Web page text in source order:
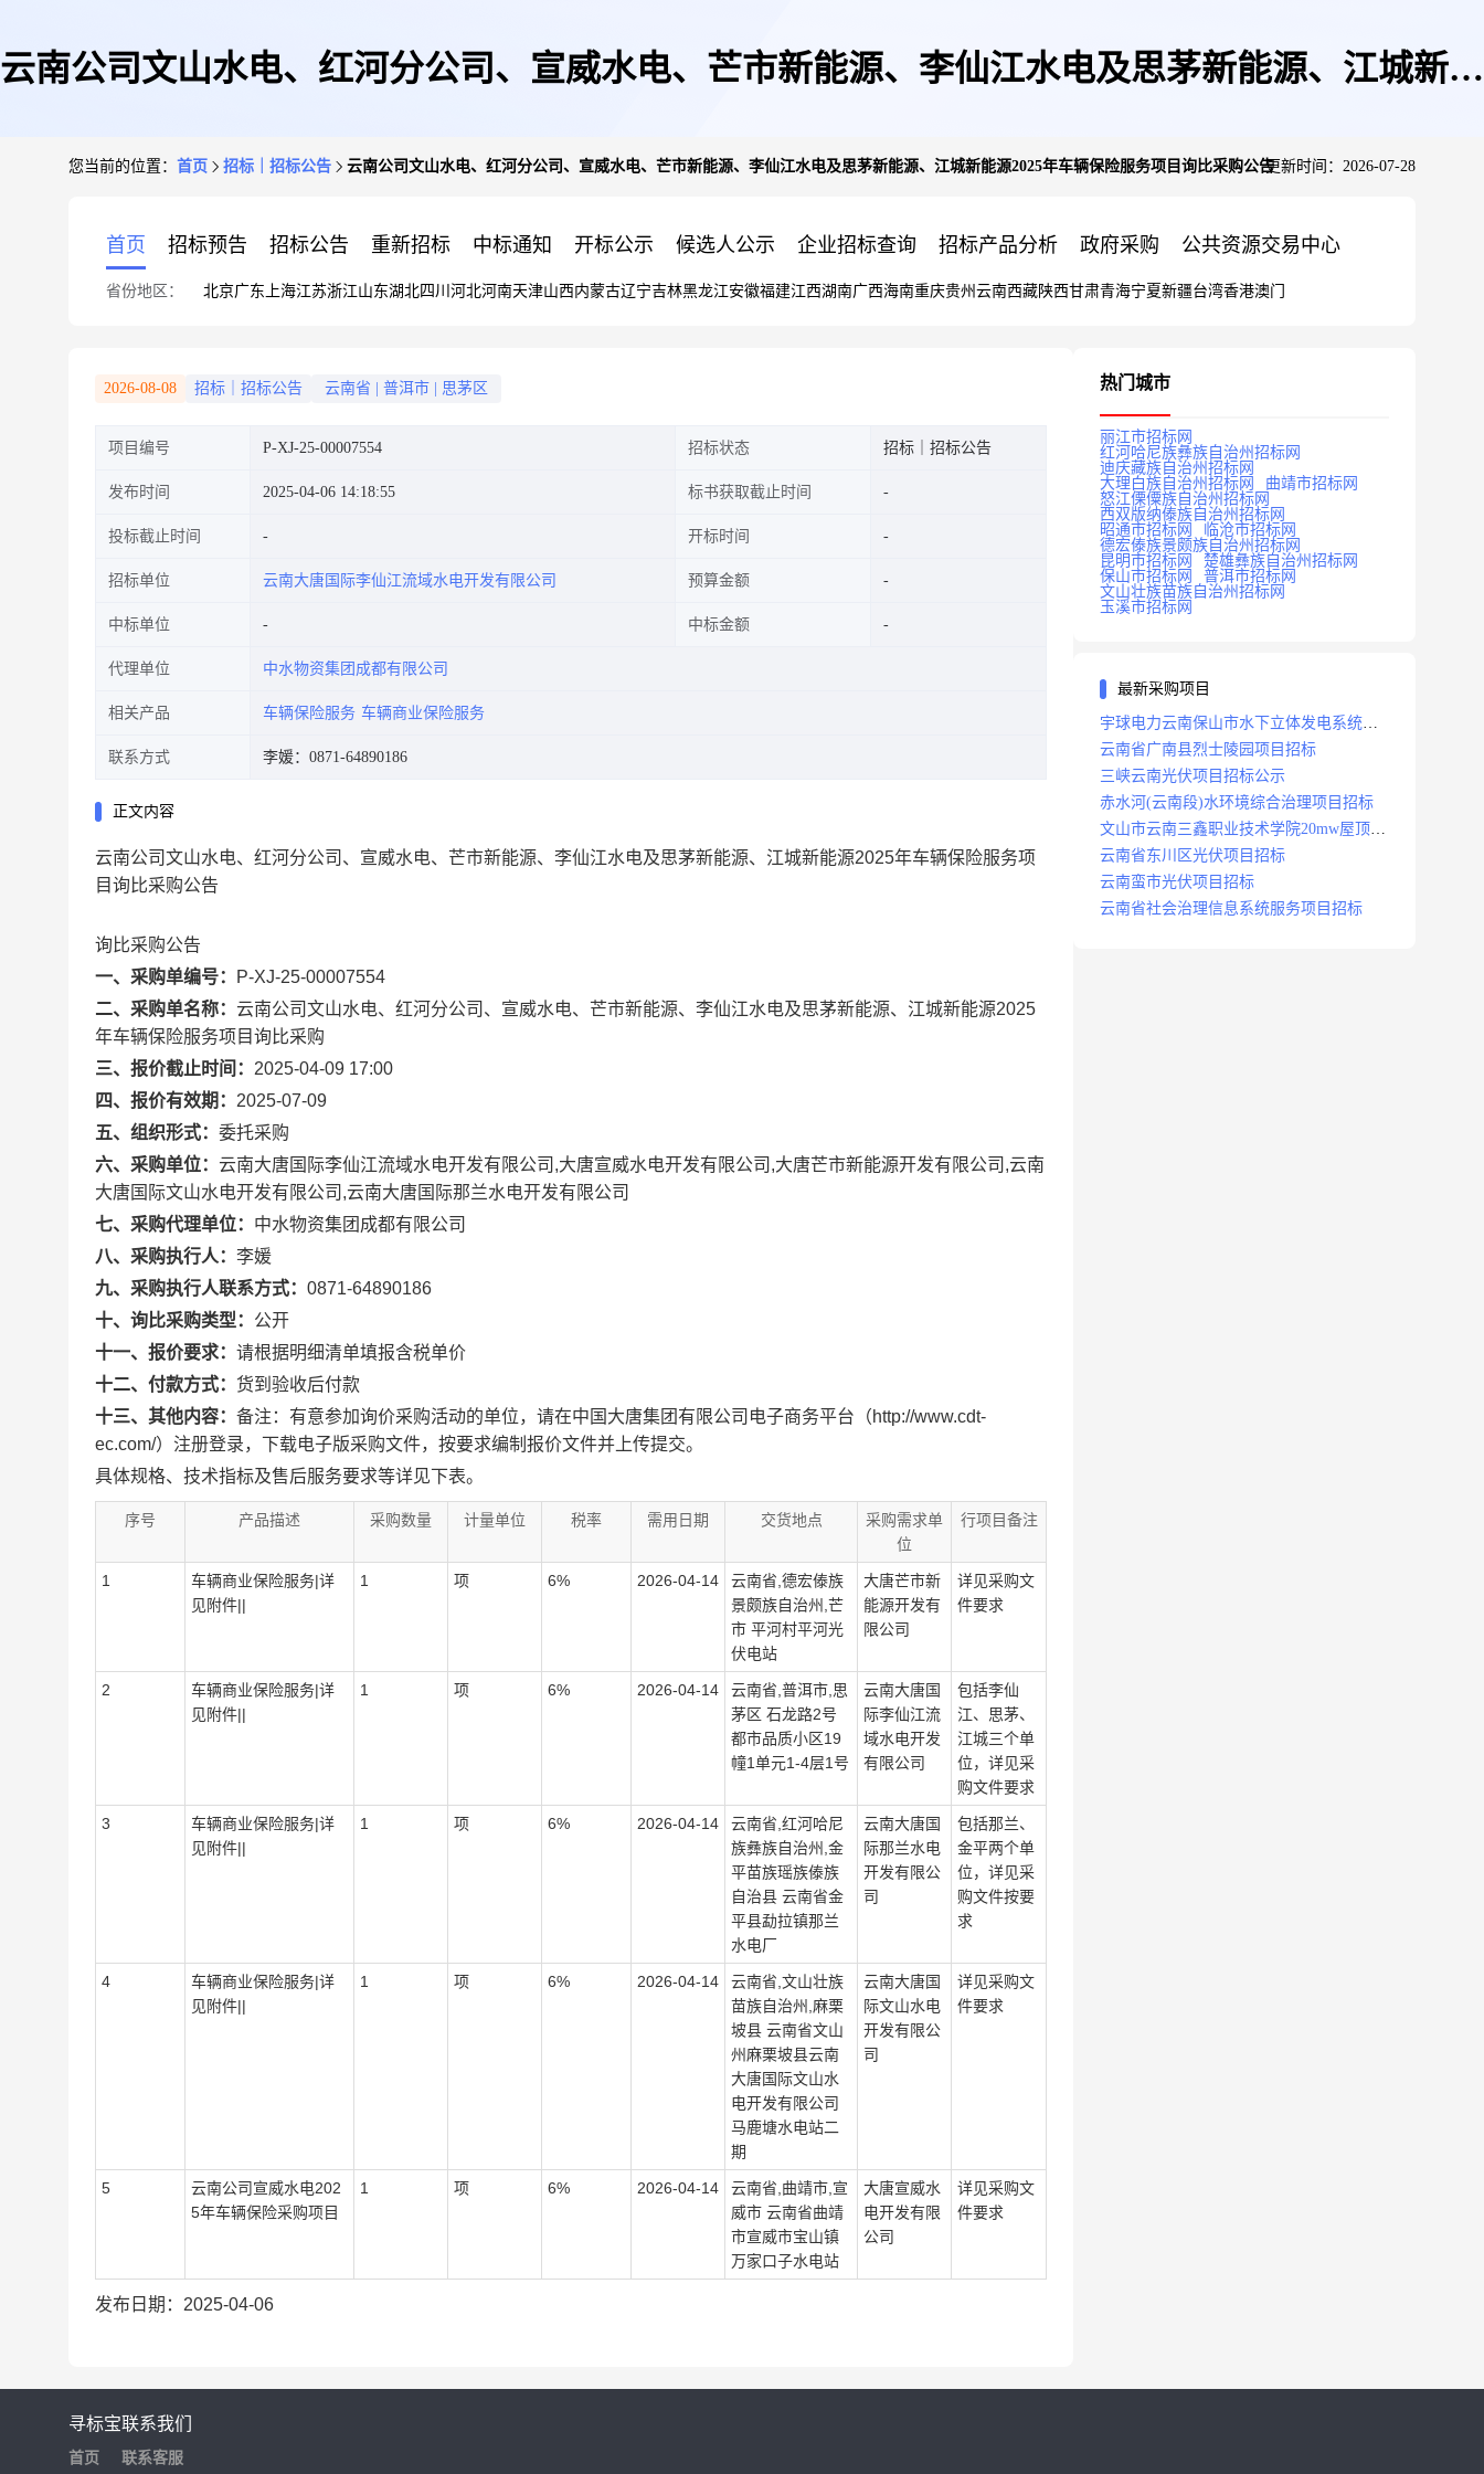
云南公司文山水电、红河分公司、宣威水电、芒市新能源、李仙江水电及思茅新能源、江城新能
您当前的位置： 首页 招标｜招标公告 云南公司文山水电、红河分公司、宣威水电、芒市新能源、李仙江水电及思茅新能源、江城新能源2025年车辆保险服务项目询比采购公告更新时间：2026-07-28
首页 招标预告 招标公告 重新招标 中标通知 开标公示 候选人公示 企业招标查询 招标产品分析 政府采购 公共资源交易中心
省份地区： 北京广东 上海江苏浙江山东湖北四川 河北河南天津山西内蒙古辽宁吉林黑龙江安徽福建江西湖南广西海南重庆贵州 云南西藏陕西甘肃青海宁夏新疆台湾香港澳门
2026-08-08 招标｜招标公告 云南省 普洱市 思茅区
项目编号 P-XJ-25-00007554 招标状态 招标｜招标公告
发布时间 2025-04-06 14:18:55 标书获取截止时间
投标截止时间 开标时间
招标单位 云南大唐国际李仙江流域水电开发有限公司 预算金额
中标单位 中标金额
代理单位 中水物资集团成都有限公司
相关产品 车辆保险服务 车辆商业保险服务
联系方式 李媛：0871-64890186
正文内容
云南公司文山水电、红河分公司、宣威水电、芒市新能源、李仙江水电及思茅新能源、江城新能源2025年车辆保险服务项
目询比采购公告
询比采购公告
一、采购单编号：
P-XJ-25-00007554
二、采购单名称： 云南公司文山水电、红河分公司、宣威水电、芒市新能源、李仙江水电及思茅新能源、江城新能源2025
年车辆保险服务项目询比采购
三、报价截止时间： 2025-04-09 17:00
四、报价有效期： 2025-07-09
五、组织形式： 委托采购
六、采购单位： 云南大唐国际李仙江流域水电开发有限公司,大唐宣威水电开发有限公司,大唐芒市新能源开发有限公司,云南
大唐国际文山水电开发有限公司,云南大唐国际那兰水电开发有限公司
七、采购代理单位： 中水物资集团成都有限公司
八、采购执行人： 李媛
九、采购执行人联系方式： 0871-64890186
十、询比采购类型： 公开
十一、报价要求： 请根据明细清单填报含税单价
十二、付款方式： 货到验收后付款
十三、其他内容： 备注：有意参加询价采购活动的单位，请在中国大唐集团有限公司电子商务平台（http://www.cdt-
ec.com/）注册登录，下载电子版采购文件，按要求编制报价文件并上传提交。
具体规格、技术指标及售后服务要求等详见下表。
序号 产品描述 采购数量 计量单位 税率 需用日期 交货地点
采购需求单
位
行项目备注
1
车辆商业保险服务|详
见附件||
1 项 6% 2026-04-14
云南省,德宏傣族
景颇族自治州,芒
市 平河村平河光
伏电站
大唐芒市新
能源开发有
限公司
详见采购文
件要求
2
车辆商业保险服务|详
见附件||
1 项 6% 2026-04-14
云南省,普洱市,思
茅区 石龙路2号
都市品质小区19
幢1单元1-4层1号
云南大唐国
际李仙江流
域水电开发
有限公司
包括李仙
江、思茅、
江城三个单
位，详见采
购文件要求
3
车辆商业保险服务|详
见附件||
1 项 6% 2026-04-14
云南省,红河哈尼
族彝族自治州,金
平苗族瑶族傣族
自治县 云南省金
平县勐拉镇那兰
水电厂
云南大唐国
际那兰水电
开发有限公
司
包括那兰、
金平两个单
位，详见采
购文件按要
求
4
车辆商业保险服务|详
见附件||
1 项 6% 2026-04-14
云南省,文山壮族
苗族自治州,麻栗
坡县 云南省文山
州麻栗坡县云南
大唐国际文山水
电开发有限公司
马鹿塘水电站二
期
云南大唐国
际文山水电
开发有限公
司
详见采购文
件要求
5
云南公司宣威水电202
5年车辆保险采购项目
1 项 6% 2026-04-14
云南省,曲靖市,宣
威市 云南省曲靖
市宣威市宝山镇
万家口子水电站
大唐宣威水
电开发有限
公司
详见采购文
件要求
发布日期：2025-04-06
热门城市
丽江市招标网
红河哈尼族彝族自治州招标网
迪庆藏族自治州招标网
大理白族自治州招标网
曲靖市招标网
怒江傈僳族自治州招标网
西双版纳傣族自治州招标网
昭通市招标网
临沧市招标网
德宏傣族景颇族自治州招标网
昆明市招标网
楚雄彝族自治州招标网
保山市招标网
普洱市招标网
文山壮族苗族自治州招标网
玉溪市招标网
最新采购项目
宇球电力云南保山市水下立体发电系统项
目招标
云南省广南县烈士陵园项目招标
三峡云南光伏项目招标公示
赤水河(云南段)水环境综合治理项目招标
文山市云南三鑫职业技术学院20mw屋顶分
布式光伏设计施工总承包(epc)项目招标
云南省东川区光伏项目招标
云南蛮市光伏项目招标
云南省社会治理信息系统服务项目招标
寻标宝
首页
联系我们
联系客服